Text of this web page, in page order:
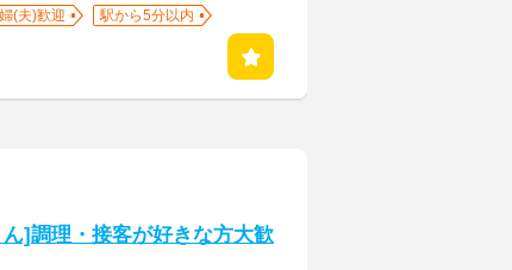
(夫)歓迎
駅から5分以内
]調理・接客が好きな方大歓